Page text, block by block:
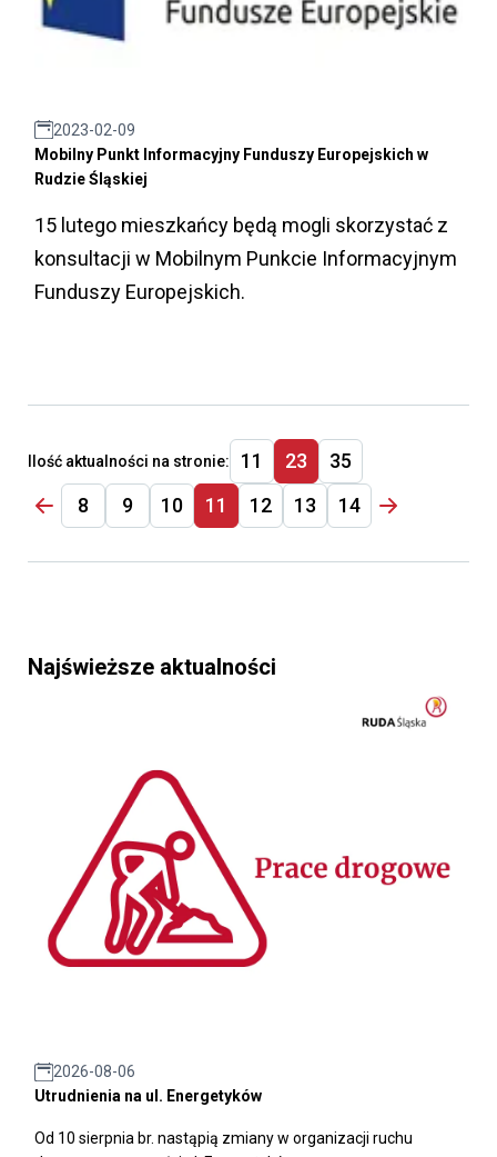
2023-02-09
Mobilny Punkt Informacyjny Funduszy Europejskich w
Rudzie Śląskiej
15 lutego mieszkańcy będą mogli skorzystać z
konsultacji w Mobilnym Punkcie Informacyjnym
Funduszy Europejskich.
Ilość aktualności na stronie: 11 23
35
8
9 10 11 12 13 14
Najświeższe aktualności
2026-08-06
Utrudnienia na ul. Energetyków
Od 10 sierpnia br. nastąpią zmiany w organizacji ruchu